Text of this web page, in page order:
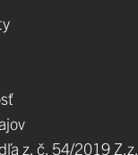
z. č. 54/2019 Z.z.